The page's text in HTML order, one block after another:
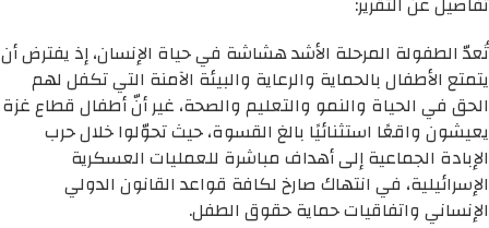
تُعدّ الطفولة المرحلة الأشد هشاشة في حياة الإنسان، إذ يفترض أن
يتمتع الأطفال بالحماية والرعاية والبيئة الآمنة التي تكفل لهم
الحق في الحياة والنمو والتعليم والصحة، غير أنّ أطفال قطاع غزة
يعيشون واقعًا استثنائيًا بالغ القسوة، حيث تحوّلوا خلال حرب
الإبادة الجماعية إلى أهداف مباشرة للعمليات العسكرية
الإسرائيلية، في انتهاك صارخ لكافة قواعد القانون الدولي
الإنساني واتفاقيات حماية حقوق الطفل.